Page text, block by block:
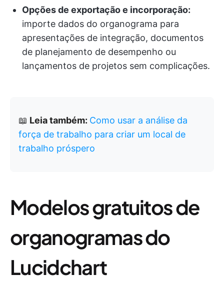
Opções de exportação e incorporação:
importe dados do organograma para
apresentações de integração, documentos
de planejamento de desempenho ou
lançamentos de projetos sem complicações.
📖 Leia também: Como usar a análise da
força de trabalho para criar um local de
trabalho próspero
Modelos gratuitos de
organogramas do
Lucidchart